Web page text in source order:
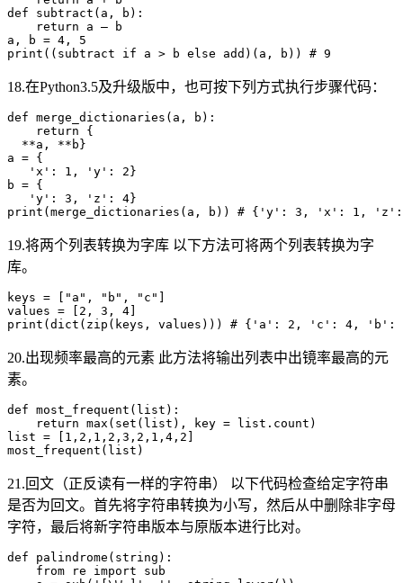
def subtract(a, b):
    return a – b
a, b = 4, 5
18.在Python3.5及升级版中，也可按下列方式执行步骤代码：
def merge_dictionaries(a, b):
    return {
  **a, **b}
a = {
   'x': 1, 'y': 2}
b = {
   'y': 3, 'z': 4}
19.将两个列表转换为字库 以下方法可将两个列表转换为字
库。
keys = ["a", "b", "c"]
values = [2, 3, 4]
20.出现频率最高的元素 此方法将输出列表中出镜率最高的元
素。
def most_frequent(list):
    return max(set(list), key = list.count)
list = [1,2,1,2,3,2,1,4,2]
21.回文（正反读有一样的字符串） 以下代码检查给定字符串
是否为回文。首先将字符串转换为小写，然后从中删除非字母
字符，最后将新字符串版本与原版本进行比对。
def palindrome(string):
    from re import sub